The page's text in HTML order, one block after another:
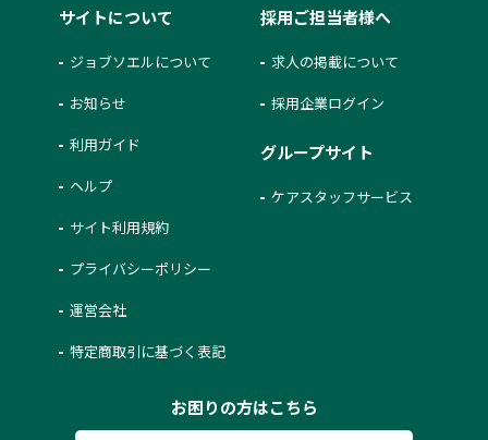
サイトについて
ジョブソエルについて
お知らせ
利用ガイド
ヘルプ
サイト利用規約
プライバシーポリシー
運営会社
特定商取引に基づく表記
採用ご担当者様へ
求人の掲載について
採用企業ログイン
グループサイト
ケアスタッフサービス
お困りの方はこちら